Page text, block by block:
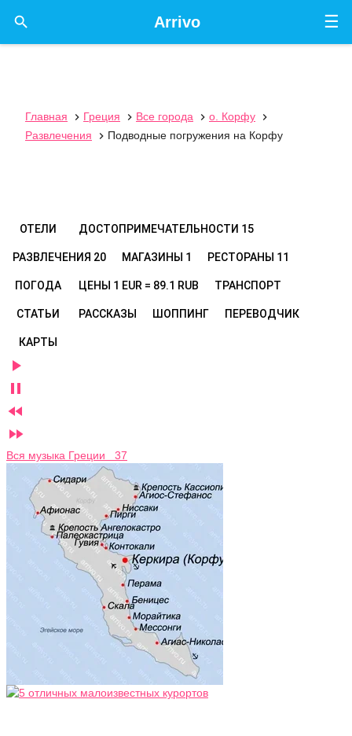
☰
Arrivo

Главная  Греция  Все города  о. Корфу

Развлечения
 Подводные погружения на Корфу
ОТЕЛИ ДОСТОПРИМЕЧАТЕЛЬНОСТИ 15
РАЗВЛЕЧЕНИЯ 20 МАГАЗИНЫ 1 РЕСТОРАНЫ 11
ПОГОДА ЦЕНЫ 1 EUR = 89.1 RUB ТРАНСПОРТ
СТАТЬИ РАССКАЗЫ ШОППИНГ ПЕРЕВОДЧИК
КАРТЫ




Вся музыка Греции 37